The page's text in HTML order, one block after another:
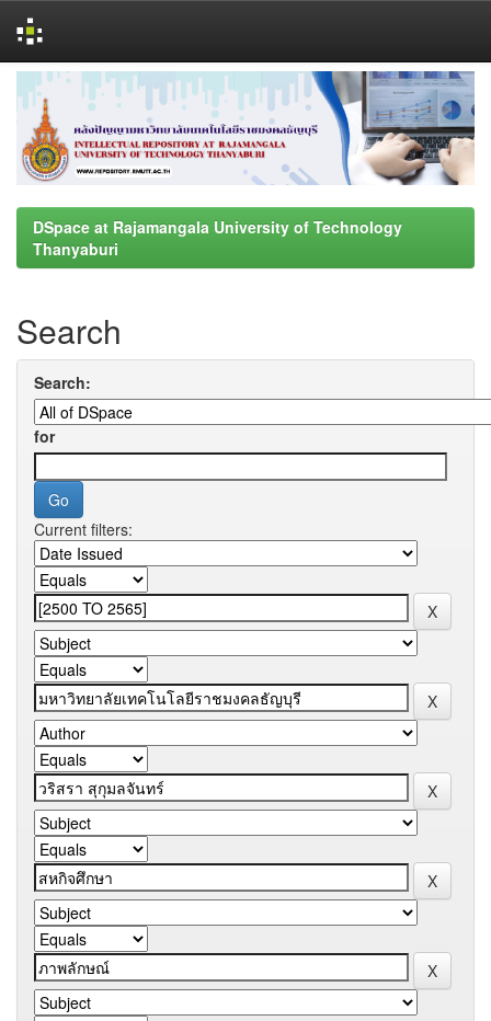
navigation
DSpace at Rajamangala University of Technology
Thanyaburi
Search
Search:
for
Current filters: